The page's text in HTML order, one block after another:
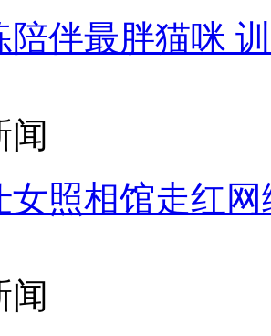
陪伴最胖猫咪
闻
女照相馆走红网
闻